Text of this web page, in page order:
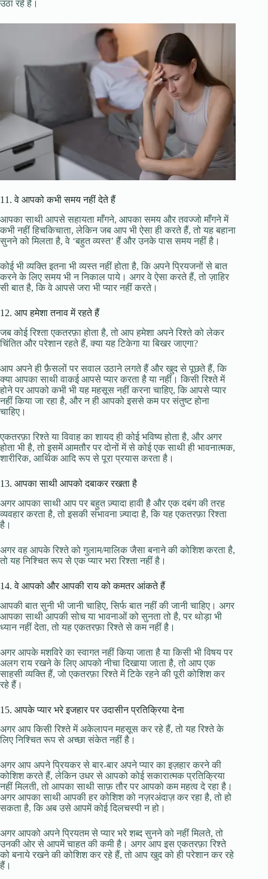
उठा रहे हैं।
11. वे आपको कभी समय नहीं देते हैं
आपका साथी आपसे सहायता माँगने, आपका समय और तवज्जो माँगने में
कभी नहीं हिचकिचाता, लेकिन जब आप भी ऐसा ही करते हैं, तो यह बहाना
सुनने को मिलता है, वे ‘बहुत व्यस्त’ हैं और उनके पास समय नहीं है।
कोई भी व्यक्ति इतना भी व्यस्त नहीं होता है, कि अपने प्रियजनों से बात
करने के लिए समय भी न निकाल पाये। अगर वे ऐसा करते हैं, तो ज़ाहिर
सी बात है, कि वे आपसे जरा भी प्यार नहीं करते।
12. आप हमेशा तनाव में रहते हैं
जब कोई रिश्ता एकतरफ़ा होता है, तो आप हमेशा अपने रिश्ते को लेकर
चिंतित और परेशान रहते हैं, क्या यह टिकेगा या बिखर जाएगा?
आप अपने ही फ़ैसलों पर सवाल उठाने लगते हैं और खुद से पूछते हैं, कि
क्या आपका साथी वाकई आपसे प्यार करता है या नहीं। किसी रिश्ते में
होने पर आपको कभी भी यह महसूस नहीं करना चाहिए, कि आपसे प्यार
नहीं किया जा रहा है, और न ही आपको इससे कम पर संतुष्ट होना
चाहिए।
एकतरफ़ा रिश्ते या विवाह का शायद ही कोई भविष्य होता है, और अगर
होता भी है, तो इसमें आमतौर पर दोनों में से कोई एक साथी ही भावनात्मक,
शारीरिक, आर्थिक आदि रूप से पूरा प्रयास करता है।
13. आपका साथी आपको दबाकर रखता है
अगर आपका साथी आप पर बहुत ज़्यादा हावी है और एक दबंग की तरह
व्यवहार करता है, तो इसकी संभावना ज़्यादा है, कि यह एकतरफ़ा रिश्ता
है।
अगर वह आपके रिश्ते को गुलाम/मालिक जैसा बनाने की कोशिश करता है,
तो यह निश्चित रूप से एक प्यार भरा रिश्ता नहीं है।
14. वे आपको और आपकी राय को कमतर आंकते हैं
आपकी बात सुनी भी जानी चाहिए, सिर्फ बात नहीं की जानी चाहिए। अगर
आपका साथी आपकी सोच या भावनाओं को सुनता तो है, पर थोड़ा भी
ध्यान नहीं देता, तो यह एकतरफ़ा रिश्ते से कम नहीं है।
अगर आपके मशविरे का स्वागत नहीं किया जाता है या किसी भी विषय पर
अलग राय रखने के लिए आपको नीचा दिखाया जाता है, तो आप एक
साहसी व्यक्ति हैं, जो एकतरफ़ा रिश्ते में टिके रहने की पूरी कोशिश कर
रहे हैं।
15. आपके प्यार भरे इजहार पर उदासीन प्रतिक्रिया देना
अगर आप किसी रिश्ते में अकेलापन महसूस कर रहे हैं, तो यह रिश्ते के
लिए निश्चित रूप से अच्छा संकेत नहीं है।
अगर आप अपने प्रियकर से बार-बार अपने प्यार का इज़हार करने की
कोशिश करते हैं, लेकिन उधर से आपको कोई सकारात्मक प्रतिक्रिया
नहीं मिलती, तो आपका साथी साफ़ तौर पर आपको कम महत्व दे रहा है।
अगर आपका साथी आपकी हर कोशिश को नज़रअंदाज़ कर रहा है, तो हो
सकता है, कि अब उसे आपमें कोई दिलचस्पी न हो।
अगर आपको अपने प्रियतम से प्यार भरे शब्द सुनने को नहीं मिलते, तो
उनकी ओर से आपमें चाहत की कमी है। अगर आप इस एकतरफ़ा रिश्ते
को बनाये रखने की कोशिश कर रहे हैं, तो आप खुद को ही परेशान कर रहे
हैं।